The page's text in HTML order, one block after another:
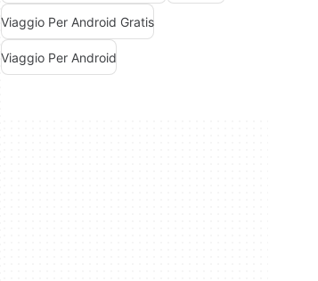
Viaggio Per Android Gratis
Viaggio Per Android